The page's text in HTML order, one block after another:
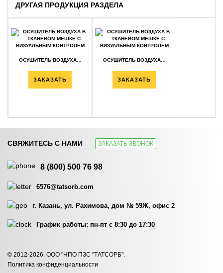
ДРУГАЯ ПРОДУКЦИЯ РАЗДЕЛА
ОСУШИТЕЛЬ ВОЗДУХА…
ЗАКАЗАТЬ
ОСУШИТЕЛЬ ВОЗДУХА…
ЗАКАЗАТЬ
СВЯЖИТЕСЬ С НАМИ ЗАКАЗАТЬ ЗВОНОК
8 (800) 500 76 98
6576@tatsorb.com
г. Казань, ул. Рахимова, дом № 59Ж, офис 2
График работы: пн-пт с 8:30 до 17:30
© 2012-2026. ООО "НПО ПЗС "ТАТСОРБ".
Политика конфиденциальности